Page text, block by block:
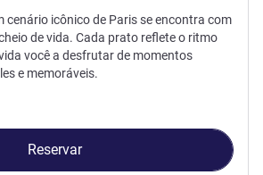
cenário icônico de Paris se encontra com
de vida. Cada prato reflete o ritmo
você a desfrutar de momentos
e memoráveis.
Reservar